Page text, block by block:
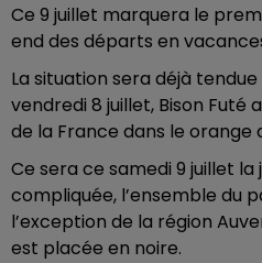
Ce 9 juillet marquera le
end des départs en
La situation sera déjà
vendredi 8 juillet, Bison Futé
de la France dans le orange
Ce sera ce samedi 9 juillet la
compliquée, l’ensemble du
l’exception de la région
est placée en noire.